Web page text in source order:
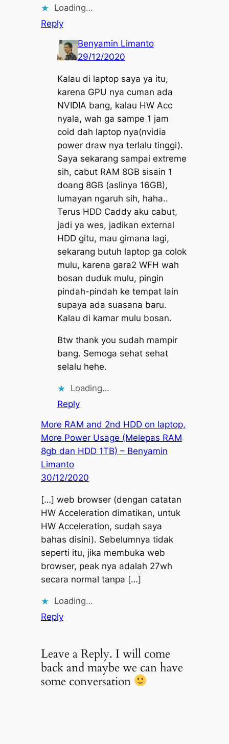
Loading…
Reply
Benyamin Limanto
29/12/2020
Kalau di laptop saya ya itu,
karena GPU nya cuman ada
NVIDIA bang, kalau HW Acc
nyala, wah ga sampe 1 jam
coid dah laptop nya(nvidia
power draw nya terlalu tinggi).
Saya sekarang sampai extreme
sih, cabut RAM 8GB sisain 1
doang 8GB (aslinya 16GB),
lumayan ngaruh sih, haha..
Terus HDD Caddy aku cabut,
jadi ya wes, jadikan external
HDD gitu, mau gimana lagi,
sekarang butuh laptop ga colok
mulu, karena gara2 WFH wah
bosan duduk mulu, pingin
pindah-pindah ke tempat lain
supaya ada suasana baru.
Kalau di kamar mulu bosan.
Btw thank you sudah mampir
bang. Semoga sehat sehat
selalu hehe.
Loading…
Reply
More RAM and 2nd HDD on laptop,
More Power Usage (Melepas RAM
8gb dan HDD 1TB) – Benyamin
Limanto
30/12/2020
[…] web browser (dengan catatan
HW Acceleration dimatikan, untuk
HW Acceleration, sudah saya
bahas disini). Sebelumnya tidak
seperti itu, jika membuka web
browser, peak nya adalah 27wh
secara normal tanpa […]
Loading…
Reply
Leave a Reply. I will come
back and maybe we can have
some conversation